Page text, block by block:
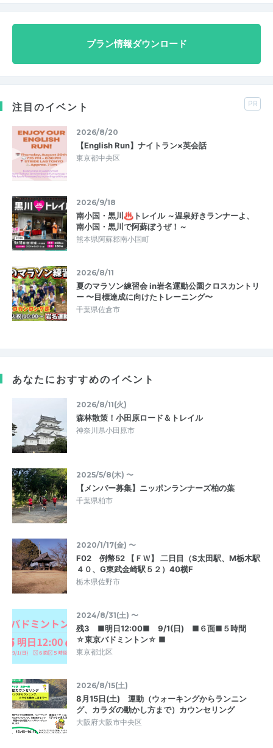
プラン情報ダウンロード
注目のイベント PR
2026/8/20
【English Run】ナイトラン×英会話
東京都中央区
2026/9/18
南小国・黒川♨トレイル ～温泉好きランナーよ、
南小国・黒川で阿蘇ぼうぜ！～
熊本県阿蘇郡南小国町
2026/8/11
夏のマラソン練習会 in岩名運動公園クロスカントリ
ー 〜目標達成に向けたトレーニング〜
千葉県佐倉市
あなたにおすすめのイベント
2026/8/11(火)
森林散策！小田原ロード＆トレイル
神奈川県小田原市
2025/5/8(木) 〜
【メンバー募集】ニッポンランナーズ柏の葉
千葉県柏市
2020/1/17(金) 〜
F02 例幣52 【ＦＷ】 二日目（S太田駅、M栃木駅
４０、G東武金崎駅５２）40横F
栃木県佐野市
2024/8/31(土) 〜
残3 ■明日12:00■ 9/1(日) ■６面■５時間
☆東京バドミントン☆ ■
東京都北区
2026/8/15(土)
8月15日(土) 運動（ウォーキングからランニン
グ、カラダの動かし方まで）カウンセリング
大阪府大阪市中央区